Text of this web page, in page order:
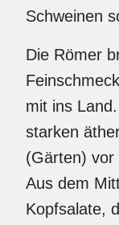
Schweinen
Die Römer
mit ins
starken
(Gärten) vor
Aus dem
Kopfsalate,